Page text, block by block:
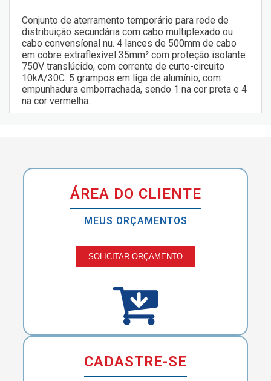
Conjunto de aterramento temporário para rede de
distribuição secundária com cabo multiplexado ou
cabo convensíonal nu. 4 lances de 500mm de cabo
em cobre extraflexível 35mm² com proteção isolante
750V translúcido, com corrente de curto-circuito
10kA/30C. 5 grampos em liga de alumínio, com
empunhadura emborrachada, sendo 1 na cor preta e 4
na cor vermelha.
ÁREA DO CLIENTE
MEUS ORÇAMENTOS
SOLICITAR ORÇAMENTO
CADASTRE-SE